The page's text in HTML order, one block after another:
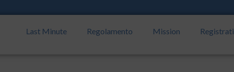
Last Minute Regolamento Mission Registrati